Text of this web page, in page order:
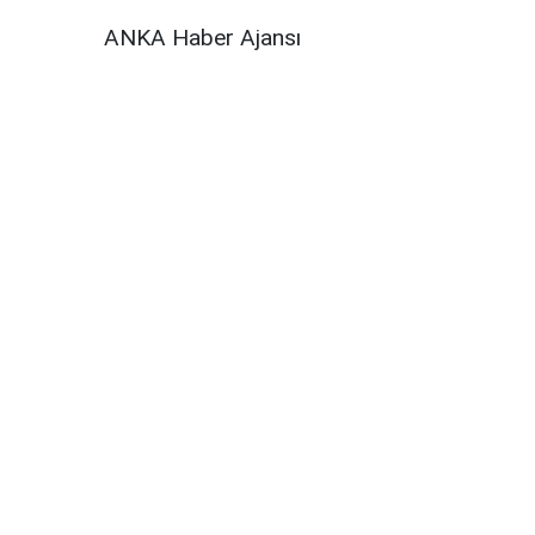
ANKA Haber Ajansı